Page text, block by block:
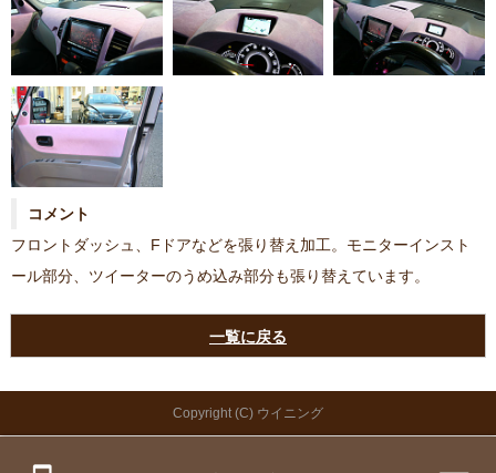
コメント
フロントダッシュ、Fドアなどを張り替え加工。モニターインスト
ール部分、ツイーターのうめ込み部分も張り替えています。
一覧に戻る
Copyright (C) ウイニング